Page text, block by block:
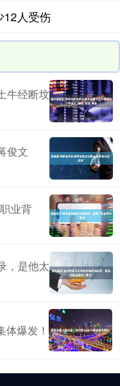
12人受伤
牛经断坟
俊文
业背
，是他太
爆发！